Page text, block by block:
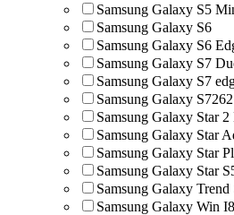
Samsung Galaxy S5
Samsung Galaxy S6
Samsung Galaxy S6
Samsung Galaxy S7
Samsung Galaxy S7
Samsung Galaxy S7262
Samsung Galaxy Star
Samsung Galaxy Star
Samsung Galaxy Star
Samsung Galaxy Star
Samsung Galaxy Trend
Samsung Galaxy Win